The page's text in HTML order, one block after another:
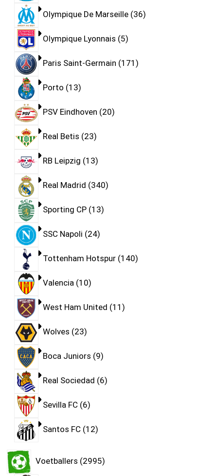
Olympique De Marseille 36
Olympique Lyonnais 5
Paris Saint-Germain 171
Porto 13
PSV Eindhoven 20
Real Betis 23
RB Leipzig 13
Real Madrid 340
Sporting CP 13
SSC Napoli 24
Tottenham Hotspur 140
Valencia 10
West Ham United 11
Wolves 23
Boca Juniors 9
Real Sociedad 6
Sevilla FC 6
Santos FC 12
Voetballers 2995